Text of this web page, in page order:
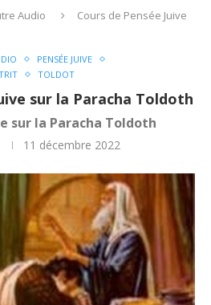
Audio
Cours de Pensée Juive
PENSÉE JUIVE
TOLDOT
sur la Paracha Toldoth
sur la Paracha Toldoth
11 décembre 2022